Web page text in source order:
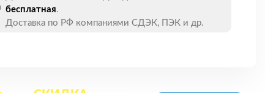
бесплатная.
Доставка по РФ компаниями СДЭК, ПЭК и др.